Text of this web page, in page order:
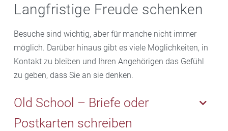
Langfristige Freude schenken
Besuche sind wichtig, aber für manche nicht immer
möglich. Darüber hinaus gibt es viele Möglichkeiten, in
Kontakt zu bleiben und Ihren Angehörigen das Gefühl
zu geben, dass Sie an sie denken.
Old School – Briefe oder
Postkarten schreiben